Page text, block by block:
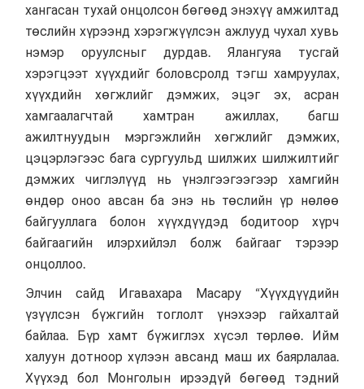
хангасан тухай онцолсон бөгөөд энэхүү амжилтад
төслийн хүрээнд хэрэгжүүлсэн ажлууд чухал хувь
нэмэр оруулсныг дурдав. Ялангуяа тусгай
хэрэгцээт хүүхдийг боловсролд тэгш хамруулах,
хүүхдийн хөгжлийг дэмжих, эцэг эх, асран
хамгаалагчтай хамтран ажиллах, багш
ажилтнуудын мэргэжлийн хөгжлийг дэмжих,
цэцэрлэгээс бага сургуульд шилжих шилжилтийг
дэмжих чиглэлүүд нь үнэлгээгээгээр хамгийн
өндөр оноо авсан ба энэ нь төслийн үр нөлөө
байгууллага болон хүүхдүүдэд бодитоор хүрч
байгаагийн илэрхийлэл болж байгааг тэрээр
онцоллоо.
Элчин сайд Игавахара Масару “Хүүхдүүдийн
үзүүлсэн бүжгийн тоглолт үнэхээр гайхалтай
байлаа. Бүр хамт бүжиглэх хүсэл төрлөө. Ийм
халуун дотноор хүлээн авсанд маш их баярлалаа.
Хүүхэд бол Монголын ирээдүй бөгөөд тэдний